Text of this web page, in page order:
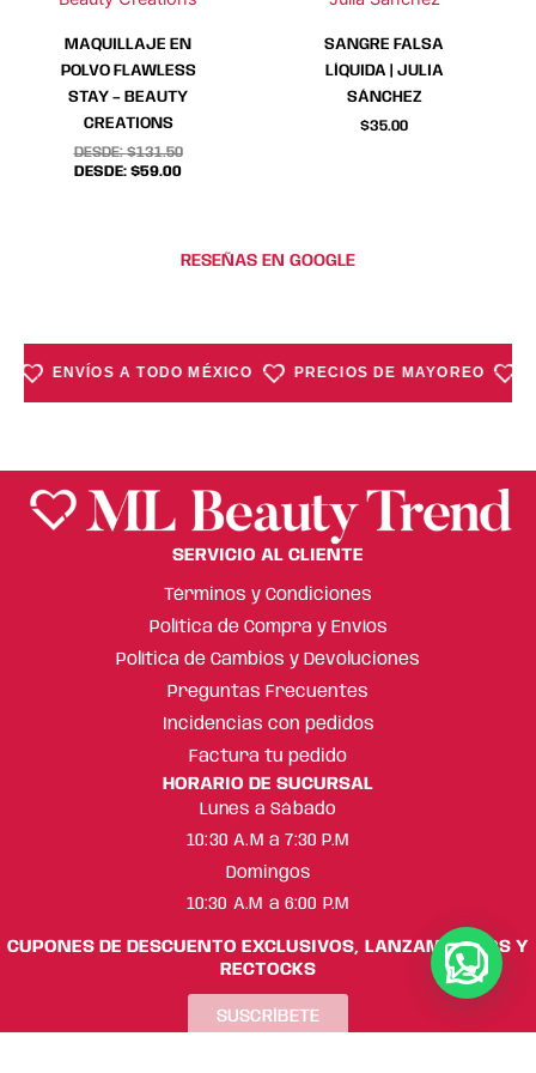
en
la
página
de
producto
MAQUILLAJE EN
POLVO FLAWLESS
STAY – BEAUTY
CREATIONS
DESDE:$131.50
DESDE: $59.00
en
la
página
de
producto
SANGRE FALSA
LÍQUIDA | JULIA
SÁNCHEZ
$35.00
RESEÑAS EN GOOGLE
ENVÍOS A TODO MÉXICO PRECIOS DE MAYOREO
SERVICIO AL CLIENTE
Términos y Condiciones
Política de Compra y Envíos
Política de Cambios y Devoluciones
Preguntas Frecuentes
Incidencias con pedidos
Factura tu pedido
HORARIO DE SUCURSAL
Lunes a Sábado
10:30 A.M a 7:30 P.M
Domingos
10:30 A.M a 6:00 P.M
CUPONES DE DESCUENTO EXCLUSIVOS, LANZAMIENTOS Y
RECTOCKS
SUSCRÍBETE